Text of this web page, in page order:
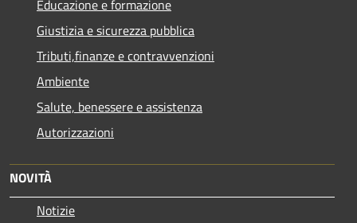
Educazione e formazione
Giustizia e sicurezza pubblica
Tributi,finanze e contravvenzioni
Ambiente
Salute, benessere e assistenza
Autorizzazioni
NOVITÀ
Notizie